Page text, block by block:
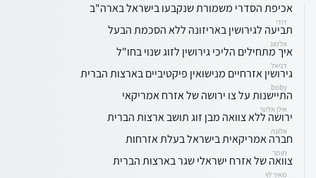
אכיפת הסדרי משמורת שנקבעו בישראל בארה"ב
דודי
תביעה לגירושין באריזונה ללא הסכמת הבעל
אלמוג
איך מתחילים הליכי גירושין לזוג שנוי בחו"ל
דניאל
גירושין אזרחיים מנישואין פיקטיביים בארצות הברית
boby
התיישנות על צו ירושה של אזרח אמריקאי
אילן אלטר
ירושה ללא צוואה מבן זוג תושב ארצות הברית
אלונה
חברה אמריקאית בישראל בעלת אזרחות
תומר
צוואה של אזרח ישראלי שגר בארצות הברית
מאיר לוי